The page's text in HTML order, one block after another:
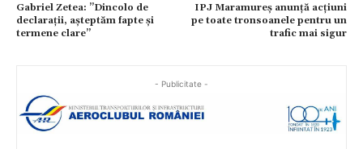
Gabriel Zetea: ”Dincolo de
declarații, așteptăm fapte și
termene clare”
IPJ Maramureș anunță acțiuni
pe toate tronsoanele pentru un
trafic mai sigur
- Publicitate -